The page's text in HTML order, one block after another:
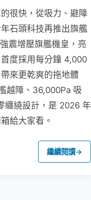
很快，從吸力、避障
石頭科技再推出旗艦
震增壓旗艦機皇，亮
度採用每分鐘 4,000
來更乾爽的拖地體
越障、36,000Pa 吸
纏繞設計，是 2026 年
給大家看。
繼續閱讀→